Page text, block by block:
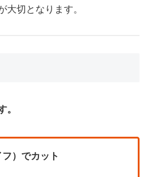
大切となります。
。
）でカット